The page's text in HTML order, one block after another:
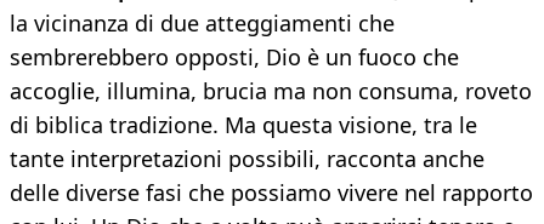
la vicinanza di due atteggiamenti che
sembrerebbero opposti, Dio è un fuoco che
accoglie, illumina, brucia ma non consuma, roveto
di biblica tradizione. Ma questa visione, tra le
tante interpretazioni possibili, racconta anche
delle diverse fasi che possiamo vivere nel rapporto